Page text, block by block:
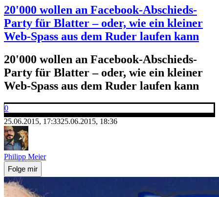
20'000 wollen an Facebook-Abschieds-
Party für Blatter – oder, wie ein kleiner
Web-Spass aus dem Ruder laufen kann
20'000 wollen an Facebook-Abschieds-
Party für Blatter – oder, wie ein kleiner
Web-Spass aus dem Ruder laufen kann
0
25.06.2015, 17:3325.06.2015, 18:36
Philipp Meier
Folge mir